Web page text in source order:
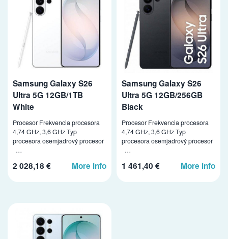
Samsung Galaxy S26
Ultra 5G 12GB/1TB
White
Procesor Frekvencia procesora
4,74 GHz, 3,6 GHz Typ
procesora osemjadrový procesor
…
2 028,18 € More info
Samsung Galaxy S26
Ultra 5G 12GB/256GB
Black
Procesor Frekvencia procesora
4,74 GHz, 3,6 GHz Typ
procesora osemjadrový procesor
…
1 461,40 € More info